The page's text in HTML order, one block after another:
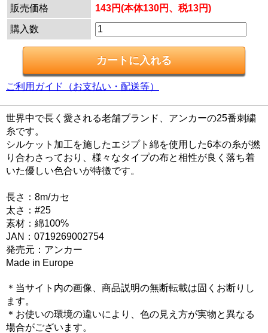
販売価格
143円(本体130円、税13円)
購入数
ご利用ガイド（お支払い・配送等）
世界中で長く愛される老舗ブランド、アンカーの25番刺繍
糸です。
シルケット加工を施したエジプト綿を使用した6本の糸が撚
り合わさっており、様々なタイプの布と相性が良く落ち着
いた優しい色合いが特徴です。
長さ：8m/カセ
太さ：#25
素材：綿100%
JAN：0719269002754
発売元：アンカー
Made in Europe
＊当サイト内の画像、商品説明の無断転載は固くお断りし
ます。
＊お使いの環境の違いにより、色の見え方が実物と異なる
場合がございます。